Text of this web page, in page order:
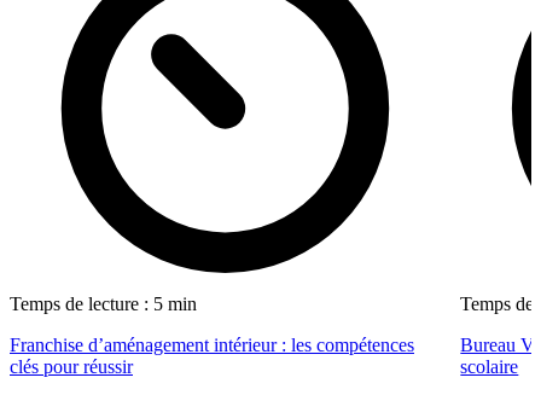
Temps de lecture : 5 min
Franchise d’aménagement intérieur : les compétences
clés pour réussir
Temps de
Bureau
scolaire